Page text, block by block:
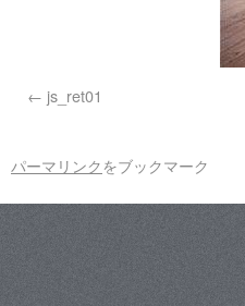
js_ret01
パーマリンクをブックマーク